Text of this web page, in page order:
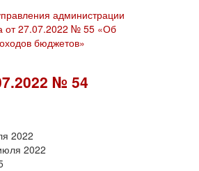
администрации
от 27.07.2022 № 55 «Об
бюджетов»
№ 54
2022
2022